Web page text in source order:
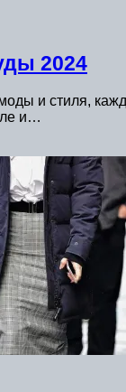
2024
моды и стиля,
и…